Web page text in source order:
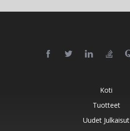
Koti
Tuotteet
Uudet Julkaisut